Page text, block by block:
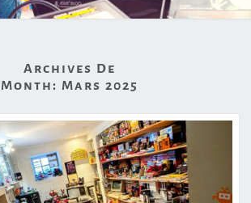
Archives De
Month: Mars 2025